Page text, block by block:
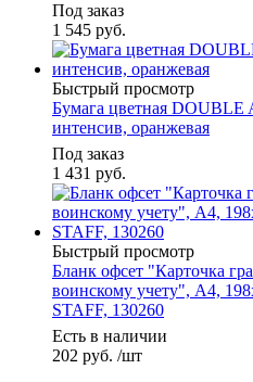
Под заказ
1 545 руб.
Быстрый просмотр
Бумага цветная DOUBLE
интенсив, оранжевая
Под заказ
1 431 руб.
Быстрый просмотр
Бланк офсет "Карточка
воинскому учету", А4,
STAFF, 130260
Есть в наличии
202 руб. /шт